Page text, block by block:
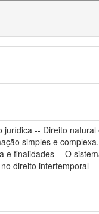
jurídica -- Direito
simples e
finalidades -- O
direito intertemporal